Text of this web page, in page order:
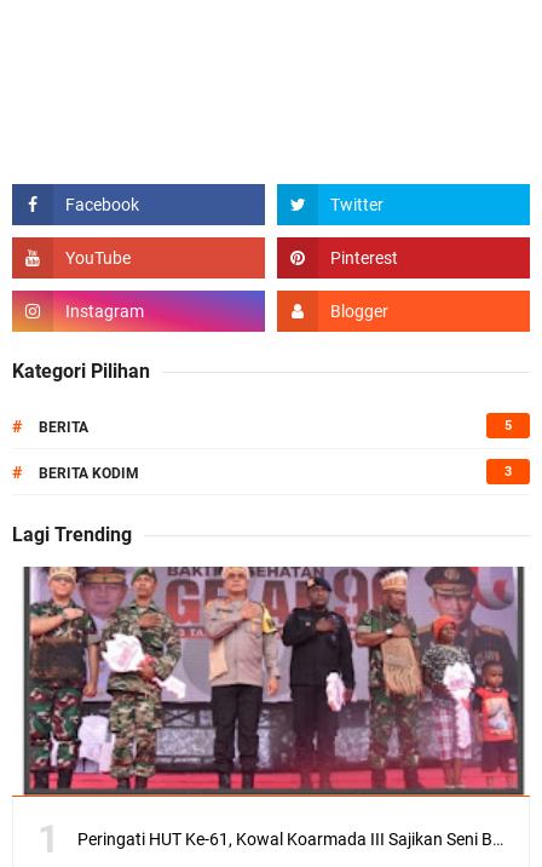
Kategori Pilihan
# BERITA 5
# BERITA KODIM 3
Lagi Trending
Peringati HUT Ke-61, Kowal Koarmada III Sajikan Seni Budaya Khas Papua